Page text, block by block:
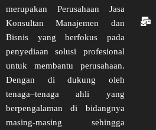
merupakan Perusahaan Jasa
Konsultan Manajemen dan
Bisnis yang berfokus pada
penyediaan solusi profesional
untuk membantu perusahaan.
Dengan di dukung oleh
tenaga–tenaga ahli yang
berpengalaman di bidangnya
masing-masing sehingga